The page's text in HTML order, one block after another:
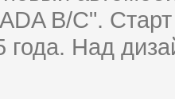
B/C".
года. Над